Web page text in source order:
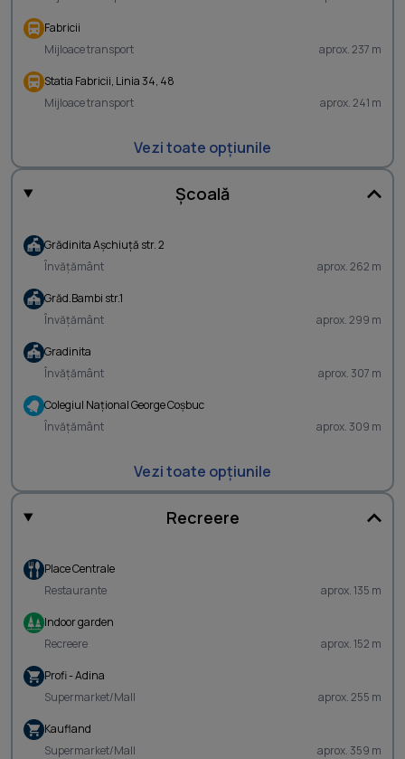
Fabricii
Mijloace transport
aprox. 237 m
Statia Fabricii, Linia 34, 48
Mijloace transport
aprox. 241 m
Vezi toate opțiunile
Școală
Grădinita Aşchiuţă str. 2
Învățământ
aprox. 262 m
Grăd.Bambi str.1
Învățământ
aprox. 299 m
Gradinita
Învățământ
aprox. 307 m
Colegiul Naţional George Coşbuc
Învățământ
aprox. 309 m
Vezi toate opțiunile
Recreere
Place Centrale
Restaurante
aprox. 135 m
Indoor garden
Recreere
aprox. 152 m
Profi - Adina
Supermarket/Mall
aprox. 255 m
Kaufland
Supermarket/Mall
aprox. 359 m